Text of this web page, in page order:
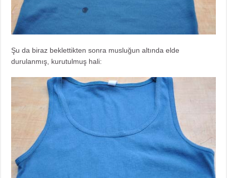
Şu da biraz beklettikten sonra musluğun altında elde
durulanmış, kurutulmuş hali: